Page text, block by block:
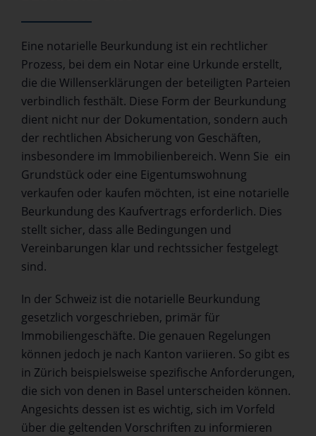
Eine notarielle Beurkundung ist ein rechtlicher
Prozess, bei dem ein Notar eine Urkunde erstellt,
die die Willenserklärungen der beteiligten Parteien
verbindlich festhält. Diese Form der Beurkundung
dient nicht nur der Dokumentation, sondern auch
der rechtlichen Absicherung von Geschäften,
insbesondere im Immobilienbereich. Wenn Sie ein
Grundstück oder eine Eigentumswohnung
verkaufen oder kaufen möchten, ist eine notarielle
Beurkundung des Kaufvertrags erforderlich. Dies
stellt sicher, dass alle Bedingungen und
Vereinbarungen klar und rechtssicher festgelegt
sind.
In der Schweiz ist die notarielle Beurkundung
gesetzlich vorgeschrieben, primär für
Immobiliengeschäfte. Die genauen Regelungen
können jedoch je nach Kanton variieren. So gibt es
in Zürich beispielsweise spezifische Anforderungen,
die sich von denen in Basel unterscheiden können.
Angesichts dessen ist es wichtig, sich im Vorfeld
über die geltenden Vorschriften zu informieren